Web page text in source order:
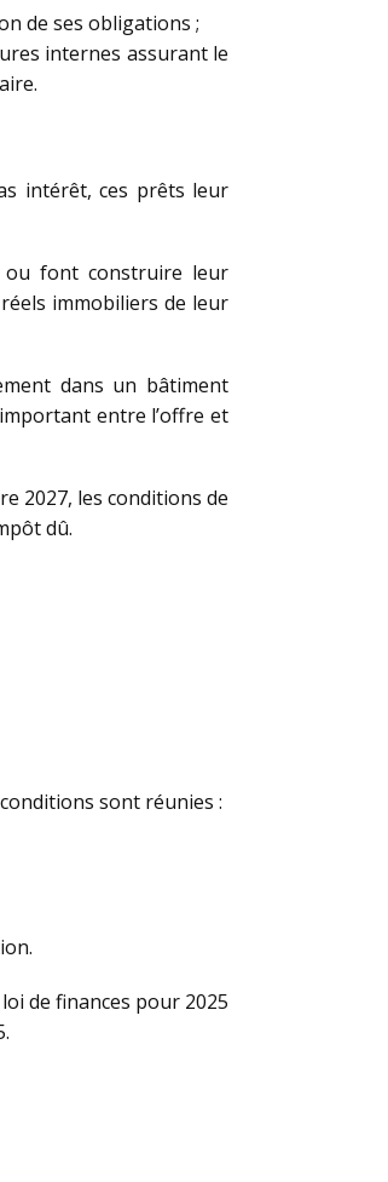
de ses obligations ;
internes assurant le
intérêt, ces prêts leur
ou font construire leur
immobiliers de leur
dans un bâtiment
entre l’offre et
2027, les conditions de
dû.
sont réunies :
de finances pour 2025